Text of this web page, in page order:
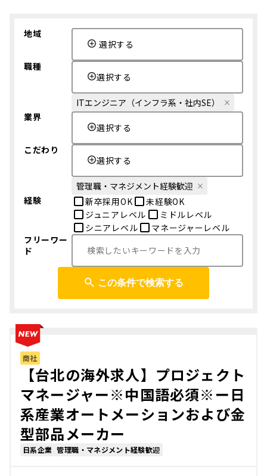
地域
選択する
職種
選択する
ITエンジニア（インフラ系・社内SE）
業界
選択する
こだわり
選択する
管理職・マネジメント経験歓迎
経験
新卒採用OK
未経験OK
ジュニアレベル
ミドルレベル
シニアレベル
マネージャーレベル
フリーワー
ド
この条件で検索する
商社
【台北の海外求人】プロジェクト
マネージャー※中国語必須※ー日
系産業オートメーションおよび金
型部品メーカー
日系企業 管理職・マネジメント経験歓迎